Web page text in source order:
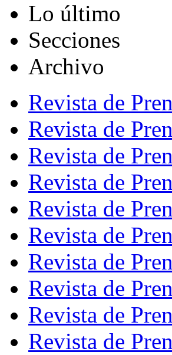
Lo último
Secciones
Archivo
Revista de
Revista de
Revista de
Revista de
Revista de
Revista de
Revista de
Revista de
Revista de
Revista de